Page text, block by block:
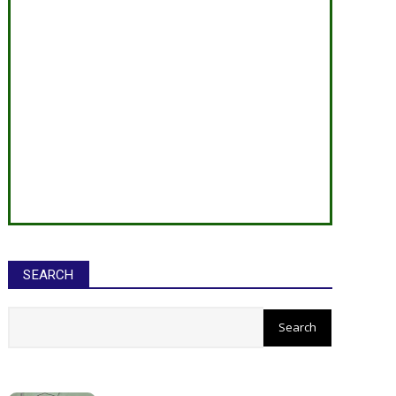
SEARCH
सीईओ ने घोटाले कर बनाई करोड़ों की